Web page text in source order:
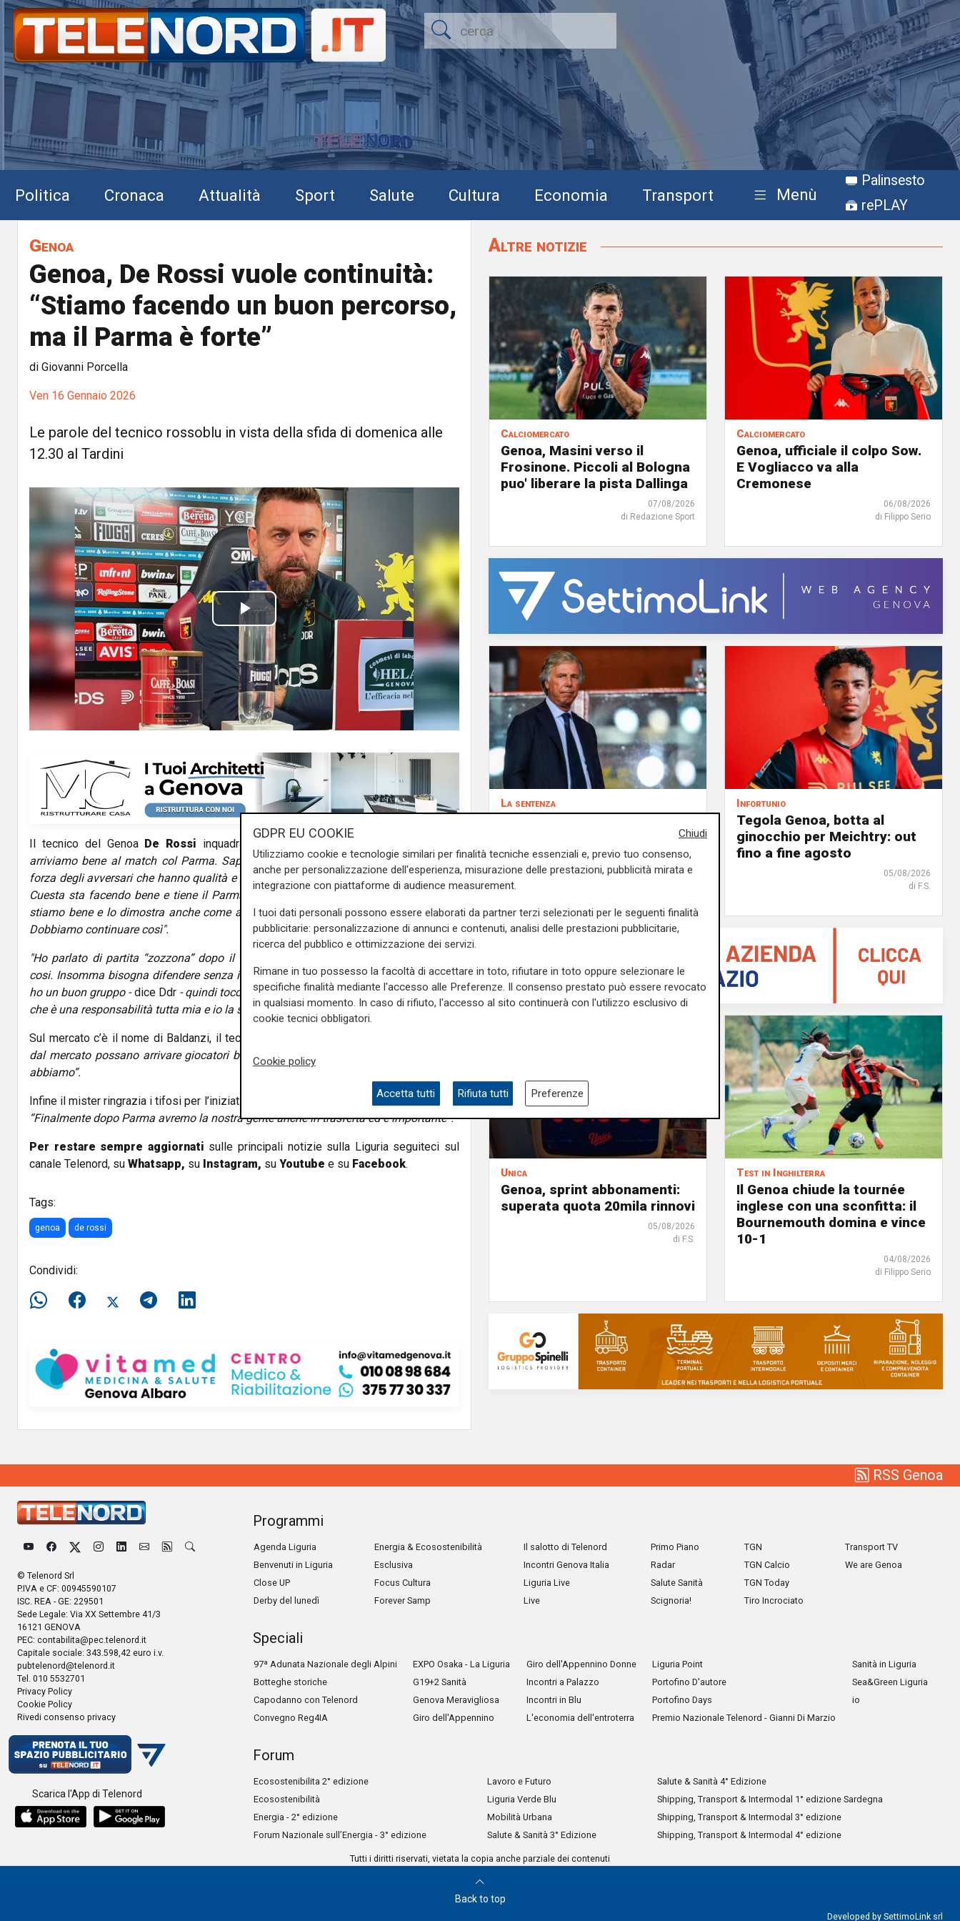
Politica Cronaca Attualità Sport Salute Cultura Economia Transport Menù
Palinsesto
rePLAY
Genoa
Genoa, De Rossi vuole continuità:
“Stiamo facendo un buon percorso,
ma il Parma è forte”
di Giovanni Porcella
Ven 16 Gennaio 2026
Le parole del tecnico rossoblu in vista della sfida di domenica alle
12.30 al Tardini
P
l
a
y
V
i
d
e
o
Il tecnico del Genoa De Rossi inquadra così la trasferta di Parma:
arriviamo bene al match col Parma. Sappiamo che sarà una partita difficile per la
forza degli avversari che hanno qualità e che hanno raccolto punti importanti. Mister
Cuesta sta facendo bene e tiene il Parma distante dalla zona calda. Ma anche noi
stiamo bene e lo dimostra anche come abbiamo iniziato col Milan e con il Cagliari.
Dobbiamo continuare così".
"Ho parlato di partita “zozzona” dopo il Cagliari. A volte anche in A si può giocare
cosi. Insomma bisogna difendere senza il frac. L’importante è essere organizzato. Io
ho un buon gruppo -dice Ddr- quindi tocca a me fare il meglio. E se non ci riuscirò so
che è una responsabilità tutta mia e io la sento questa responsabilità”.
Sul mercato c’è il nome di Baldanzi, il tecnico rossoblu è chiaro:
dal mercato possano arrivare giocatori bravi o con caratteristiche diverse di chi già
abbiamo”.
Infine il mister ringrazia i tifosi per l’iniziativa di caricare la squadra sabato al Signorini:
“Finalmente dopo Parma avremo la nostra gente anche in trasferta ed è importante”.
Per restare sempre aggiornati sulle principali notizie sulla Liguria seguiteci sul
canale Telenord, su Whatsapp, su Instagram, su Youtube e su Facebook.
Tags:
genoa de rossi
Condividi:
Altre notizie
Calciomercato
Genoa, Masini verso il
Frosinone. Piccoli al Bologna
puo' liberare la pista Dallinga
07/08/2026
di Redazione Sport
Calciomercato
Genoa, ufficiale il colpo Sow.
E Vogliacco va alla
Cremonese
06/08/2026
di Filippo Serio
La sentenza
Contesa Preziosi - Genoa, il
ragione all'ex patron rossoblù
06/08/2026
Infortunio
Tegola Genoa, botta al
ginocchio per Meichtry: out
fino a fine agosto
05/08/2026
di F.S.
Unica
Genoa, sprint abbonamenti:
superata quota 20mila rinnovi
05/08/2026
di F.S.
Test in Inghilterra
Il Genoa chiude la tournée
inglese con una sconfitta: il
Bournemouth domina e vince
10-1
04/08/2026
di Filippo Serio
RSS Genoa
© Telenord Srl
P.IVA e CF: 00945590107
ISC. REA - GE: 229501
Sede Legale: Via XX Settembre 41/3
16121 GENOVA
PEC: contabilita@pec.telenord.it
Capitale sociale: 343.598,42 euro i.v.
pubtelenord@telenord.it
Tel. 010 5532701
Privacy Policy
Cookie Policy
Rivedi consenso privacy
Scarica l'App di Telenord
Programmi
Agenda Liguria
Benvenuti in Liguria
Close UP
Derby del lunedì
Energia & Ecosostenibilità
Esclusiva
Focus Cultura
Forever Samp
Il salotto di Telenord
Incontri Genova Italia
Liguria Live
Live
Primo Piano
Radar
Salute Sanità
Scignoria!
TGN
TGN Calcio
TGN Today
Tiro Incrociato
Transport TV
We are Genoa
Speciali
97ª Adunata Nazionale degli Alpini
Botteghe storiche
Capodanno con Telenord
Convegno Reg4IA
EXPO Osaka - La Liguria
G19+2 Sanità
Genova Meravigliosa
Giro dell'Appennino
Giro dell'Appennino Donne
Incontri a Palazzo
Incontri in Blu
L'economia dell'entroterra
Liguria Point
Portofino D'autore
Portofino Days
Premio Nazionale Telenord - Gianni Di Marzio
Sanità in Liguria
Sea&Green Liguria
io
Forum
Ecosostenibilita 2° edizione
Ecosostenibilità
Energia - 2° edizione
Forum Nazionale sull’Energia - 3° edizione
Lavoro e Futuro
Liguria Verde Blu
Mobilità Urbana
Salute & Sanità 3° Edizione
Salute & Sanità 4° Edizione
Shipping, Transport & Intermodal 1° edizione Sardegna
Shipping, Transport & Intermodal 3° edizione
Shipping, Transport & Intermodal 4° edizione
Tutti i diritti riservati, vietata la copia anche parziale dei contenuti
Back to top
Developed by SettimoLink srl
Chiudi
GDPR EU COOKIE
Utilizziamo cookie e tecnologie similari per finalità tecniche essenziali e, previo tuo consenso,
anche per personalizzazione dell'esperienza, misurazione delle prestazioni, pubblicità mirata e
integrazione con piattaforme di audience measurement.
I tuoi dati personali possono essere elaborati da partner terzi selezionati per le seguenti finalità
pubblicitarie: personalizzazione di annunci e contenuti, analisi delle prestazioni pubblicitarie,
ricerca del pubblico e ottimizzazione dei servizi.
Rimane in tuo possesso la facoltà di accettare in toto, rifiutare in toto oppure selezionare le
specifiche finalità mediante l'accesso alle Preferenze. Il consenso prestato può essere revocato
in qualsiasi momento. In caso di rifiuto, l'accesso al sito continuerà con l'utilizzo esclusivo di
cookie tecnici obbligatori.
Cookie policy
Accetta tutti Rifiuta tutti Preferenze